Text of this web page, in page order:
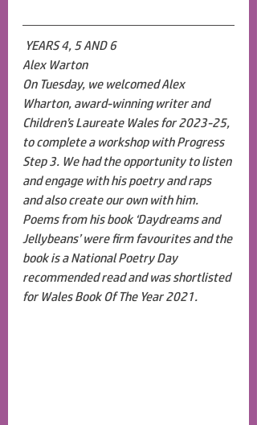
YEARS 4, 5 AND 6
Alex Warton
On Tuesday, we welcomed Alex
Wharton, award-winning writer and
Children’s Laureate Wales for 2023-25,
to complete a workshop with Progress
Step 3. We had the opportunity to listen
and engage with his poetry and raps
and also create our own with him.
Poems from his book ‘Daydreams and
Jellybeans’ were firm favourites and the
book is a National Poetry Day
recommended read and was shortlisted
for Wales Book Of The Year 2021.